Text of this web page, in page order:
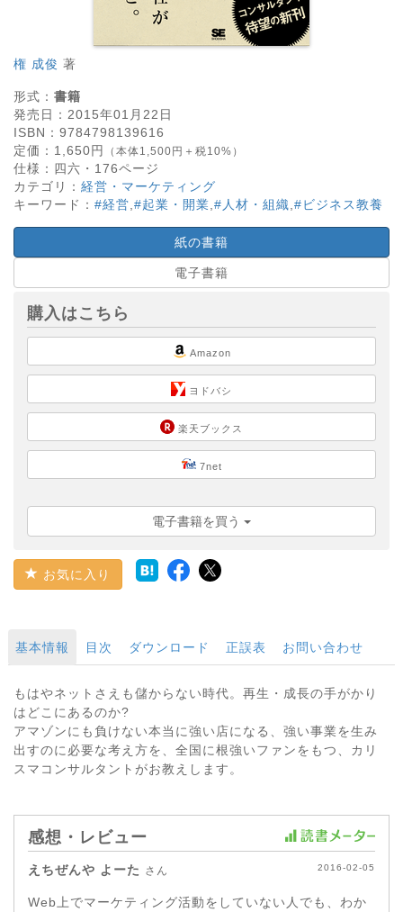
権 成俊 著
形式： 書籍
発売日： 2015年01月22日
ISBN： 9784798139616
定価： 1,650円 （本体1,500円＋税10%）
仕様： 四六・ 176ページ
カテゴリ： 経営・マーケティング
キーワード： #経営 #起業・開業 #人材・組織 #ビジネス教養
紙の書籍
電子書籍
購入はこちら
Amazon
ヨドバシ
楽天ブックス
7net
電子書籍を買う
お気に入り
基本情報 目次 ダウンロード 正誤表 お問い合わせ
もはやネットさえも儲からない時代。再生・成長の手がかり
はどこにあるのか?
アマゾンにも負けない本当に強い店になる、強い事業を生み
出すのに必要な考え方を、全国に根強いファンをもつ、カリ
スマコンサルタントがお教えします。
感想・レビュー
えちぜんや よーた さん 2016-02-05
Web上でマーケティング活動をしていない人でも、わか